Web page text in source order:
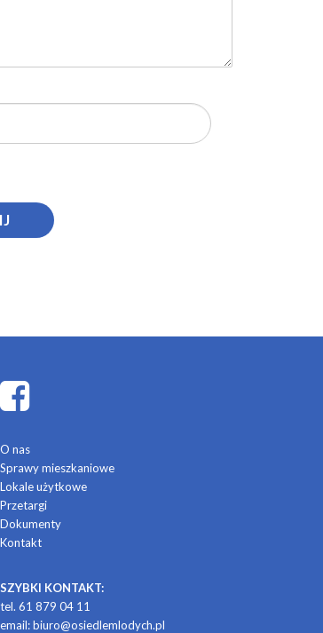
O nas
Sprawy mieszkaniowe
Lokale użytkowe
Przetargi
Dokumenty
Kontakt
SZYBKI KONTAKT:
tel. 61 879 04 11
email:biuro@osiedlemlodych.pl